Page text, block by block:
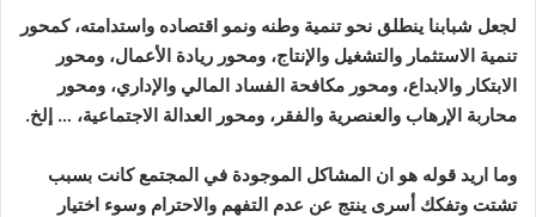
لجعل شبابنا ينطلق نحو تنمية وطنه ونمو اقتصاده واستدامته، كمحور
تنمية الاستثمار والتشغيل والإنتاج، ومحور ريادة الأعمال، ومحور
الابتكار والابداع، ومحور مكافحة الفساد المالي والإداري، ومحور
محاربة الإرهاب والعنصرية والفقر، ومحور العدالة الاجتماعية، … إلخ.
وما اريد قوله هو ان المشاكل الموجودة في المجتمع كانت بسبب
تشتت وتفكك أسرى ينتج عن عدم التفهم والاحترام وسوء اختيار